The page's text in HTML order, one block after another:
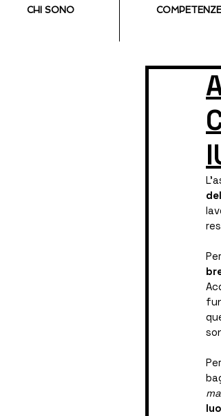
CHI SONO COMPETENZE